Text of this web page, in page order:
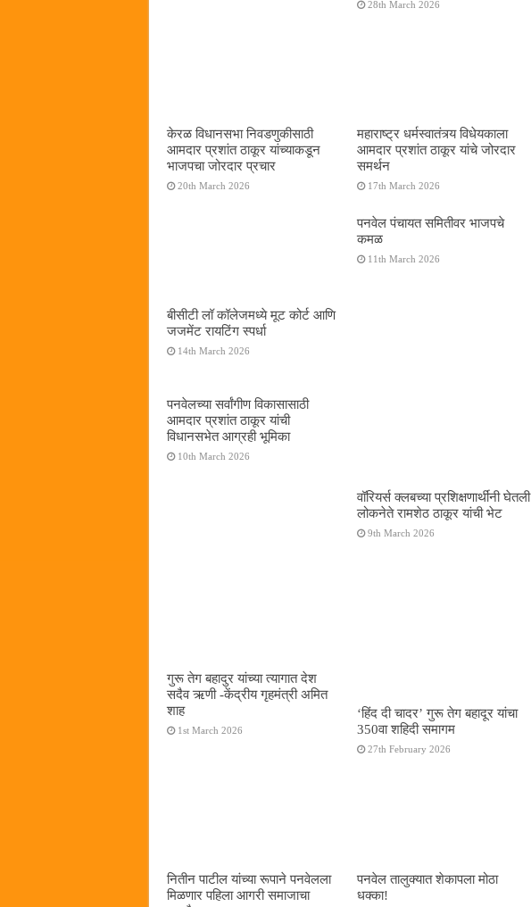
28th March 2026
केरळ विधानसभा निवडणुकीसाठी
आमदार प्रशांत ठाकूर यांच्याकडून
भाजपचा जोरदार प्रचार
20th March 2026
महाराष्ट्र धर्मस्वातंत्र्य विधेयकाला
आमदार प्रशांत ठाकूर यांचे जोरदार
समर्थन
17th March 2026
बीसीटी लॉ कॉलेजमध्ये मूट कोर्ट आणि
जजमेंट रायटिंग स्पर्धा
14th March 2026
पनवेल पंचायत समितीवर भाजपचे
कमळ
11th March 2026
पनवेलच्या सर्वांगीण विकासासाठी
आमदार प्रशांत ठाकूर यांची
विधानसभेत आग्रही भूमिका
10th March 2026
वॉरियर्स क्लबच्या प्रशिक्षणार्थींनी घेतली
लोकनेते रामशेठ ठाकूर यांची भेट
9th March 2026
गुरू तेग बहादुर यांच्या त्यागात देश
सदैव ऋणी -केंद्रीय गृहमंत्री अमित
शाह
1st March 2026
‘हिंद दी चादर’ गुरू तेग बहादूर यांचा
350वा शहिदी समागम
27th February 2026
नितीन पाटील यांच्या रूपाने पनवेलला
मिळणार पहिला आगरी समाजाचा
पनवेल तालुक्यात शेकापला मोठा
धक्का!